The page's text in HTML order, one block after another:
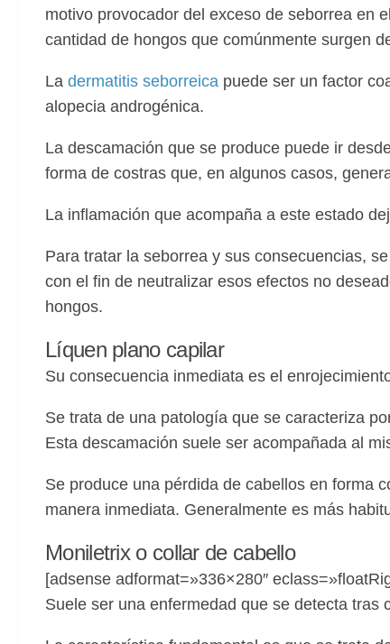
motivo provocador del exceso de seborrea en
cantidad de hongos que comúnmente surgen
La dermatitis seborreica puede ser un factor
alopecia androgénica.
La descamación que se produce puede ir
forma de costras que, en algunos casos,
La inflamación que acompaña a este estado
Para tratar la seborrea y sus consecuencias,
con el fin de neutralizar esos efectos no
hongos.
Líquen plano capilar
Su consecuencia inmediata es el
Se trata de una patología que se caracteriza
Esta descamación suele ser acompañada al
Se produce una pérdida de cabellos en forma
manera inmediata. Generalmente es más
Moniletrix o collar de cabello
[adsense adformat=»336×280″
Suele ser una enfermedad que se detecta tras